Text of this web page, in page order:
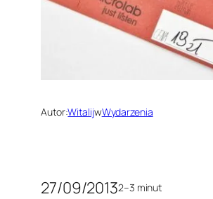
Autor:WitalijwWydarzenia
27/09/20132–3 minut